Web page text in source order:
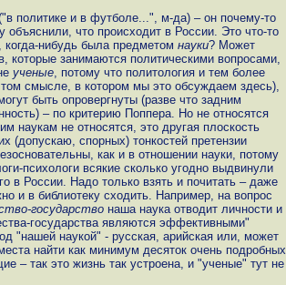
политике и в футболе...", м-да) – он почему-то
что происходит в России. Это что-то
нибудь была предметом науки? Может
занимаются политическими вопросами,
ученые , потому что политология и тем более
смысле, в котором мы это обсуждаем здесь),
быть опровергнуты (разве что задним
– по критерию Поппера. Но не относятся
наукам не относятся, это другая плоскость
(допускаю, спорных) тонкостей претензии
как и в отношении науки, потому
психологи всякие сколько угодно выдвинули
в России. Надо только взять и почитать – даже
и в библиотеку сходить. Например, на вопрос
государство наша наука отводит личности и
государства являются эффективными"
"нашей наукой" - русская, арийская или, может
найти как минимум десяток очень подробных
– так это жизнь так устроена, и "ученые" тут не